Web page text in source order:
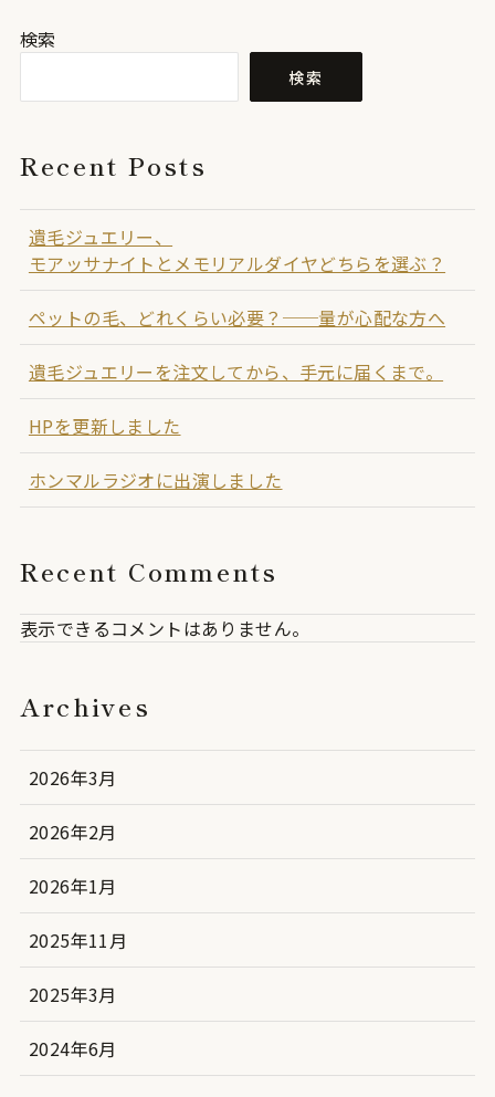
検索
検索
Recent Posts
遺毛ジュエリー、
モアッサナイトとメモリアルダイヤどちらを選ぶ？
ペットの毛、どれくらい必要？──量が心配な方へ
遺毛ジュエリーを注文してから、手元に届くまで。
HPを更新しました
ホンマルラジオに出演しました
Recent Comments
表示できるコメントはありません。
Archives
2026年3月
2026年2月
2026年1月
2025年11月
2025年3月
2024年6月